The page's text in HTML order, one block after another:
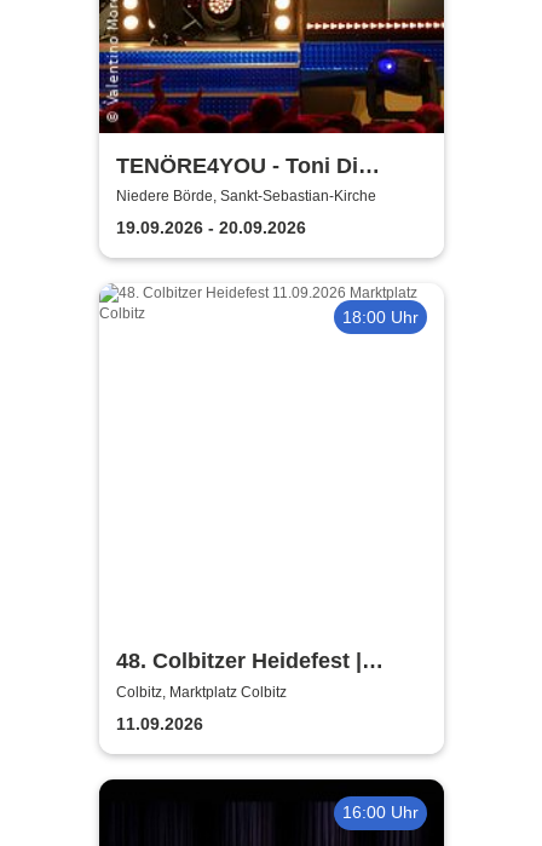
TENÖRE4YOU - Toni Di
Napoli & Pietro Pato
Niedere Börde, Sankt-Sebastian-Kirche
19.09.2026 - 20.09.2026
18:00 Uhr
48. Colbitzer Heidefest |
Marktplatz
Colbitz, Marktplatz Colbitz
11.09.2026
16:00 Uhr